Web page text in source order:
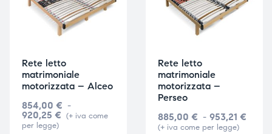
Rete letto
matrimoniale
motorizzata – Alceo
854,00 € -
920,25 € (+ iva come
per legge)
Rete letto
matrimoniale
motorizzata –
Perseo
885,00 € - 953,21 €
(+ iva come per legge)